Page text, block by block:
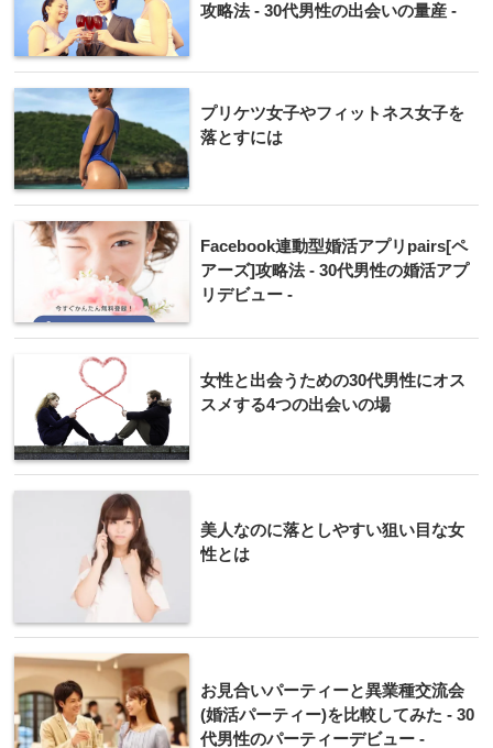
攻略法 - 30代男性の出会いの量産 -
プリケツ女子やフィットネス女子を
落とすには
Facebook連動型婚活アプリpairs[ペ
アーズ]攻略法 - 30代男性の婚活アプ
リデビュー -
女性と出会うための30代男性にオス
スメする4つの出会いの場
美人なのに落としやすい狙い目な女
性とは
お見合いパーティーと異業種交流会
(婚活パーティー)を比較してみた - 30
代男性のパーティーデビュー -